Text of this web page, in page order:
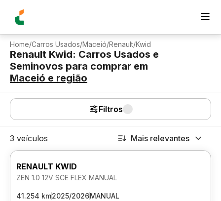
Home/Carros Usados/Maceió/Renault/Kwid
Renault Kwid: Carros Usados e
Seminovos para comprar em
Maceió e região
Filtros
3 veículos Mais relevantes
RENAULT KWID
ZEN 1.0 12V SCE FLEX MANUAL
41.254 km2025/2026MANUAL